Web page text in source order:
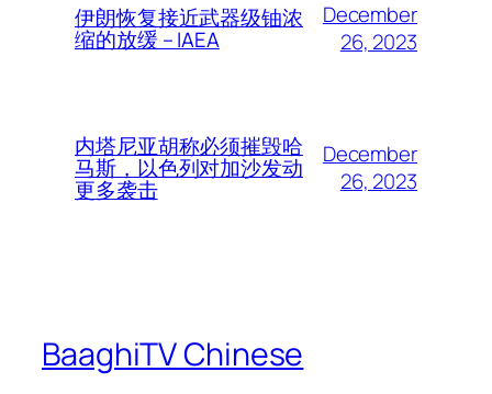
伊朗恢复接近武器级铀浓
缩的放缓 – IAEA
December
26, 2023
内塔尼亚胡称必须摧毁哈
马斯，以色列对加沙发动
更多袭击
December
26, 2023
BaaghiTV Chinese